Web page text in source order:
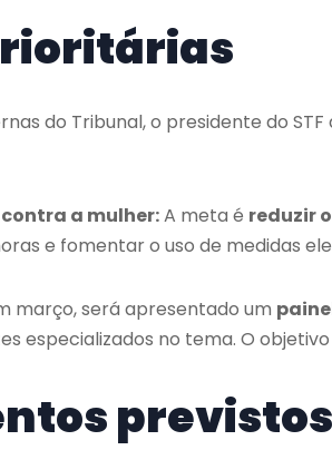
do Tribunal, o presidente do
a mulher:A meta é reduzir
e fomentar o uso de medidas
março, será apresentado um
especializados no tema. O
previstos